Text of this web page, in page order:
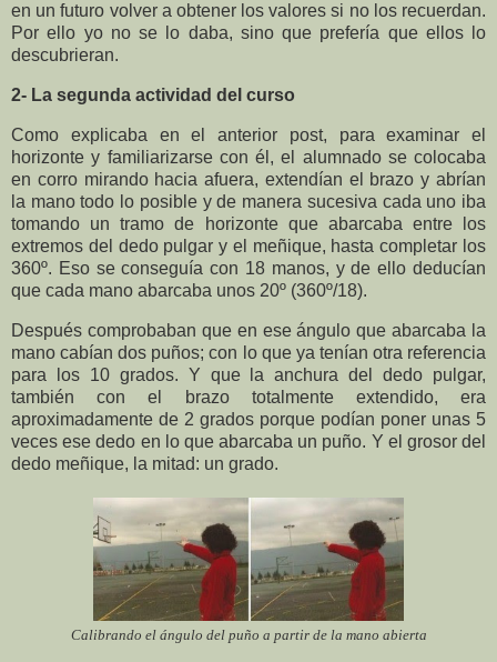
en un futuro volver a obtener los valores si no los recuerdan.
Por ello yo no se lo daba, sino que prefería que ellos lo
descubrieran.
2- La segunda actividad del curso
Como explicaba en el anterior post, para examinar el
horizonte y familiarizarse con él, el alumnado se colocaba
en corro mirando hacia afuera, extendían el brazo y abrían
la mano todo lo posible y de manera sucesiva cada uno iba
tomando un tramo de horizonte que abarcaba entre los
extremos del dedo pulgar y el meñique, hasta completar los
360º. Eso se conseguía con 18 manos, y de ello deducían
que cada mano abarcaba unos 20º (360º/18).
Después comprobaban que en ese ángulo que abarcaba la
mano cabían dos puños; con lo que ya tenían otra referencia
para los 10 grados. Y que la anchura del dedo pulgar,
también con el brazo totalmente extendido, era
aproximadamente de 2 grados porque podían poner unas 5
veces ese dedo en lo que abarcaba un puño. Y el grosor del
dedo meñique, la mitad: un grado.
Calibrando el ángulo del puño a partir de la mano abierta